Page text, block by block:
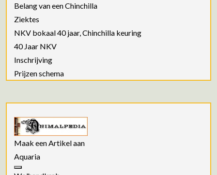
Belang van een Chinchilla
Ziektes
NKV bokaal 40 jaar, Chinchilla keuring
40 Jaar NKV
Inschrijving
Prijzen schema
Maak een Artikel aan
Aquaria